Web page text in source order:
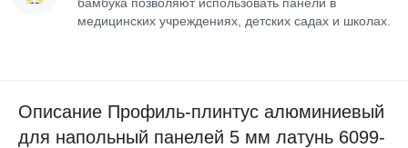
медицинских учреждениях, детских садах и школах.
Описание Профиль-плинтус алюминиевый
для напольный панелей 5 мм латунь 6099-